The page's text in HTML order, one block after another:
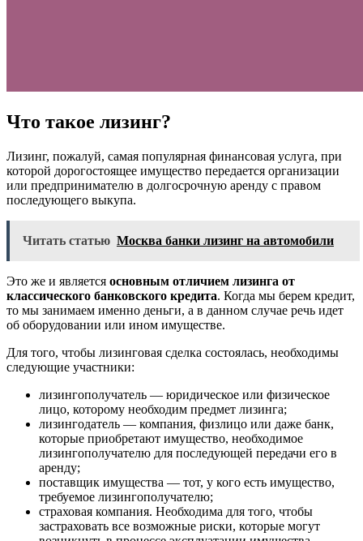
Что такое лизинг?
Лизинг, пожалуй, самая популярная финансовая услуга, при
которой дорогостоящее имущество передается организации
или предпринимателю в долгосрочную аренду с правом
последующего выкупа.
Читать статью Москва банки лизинг на автомобили
Это же и является основным отличием лизинга от
классического банковского кредита. Когда мы берем кредит,
то мы занимаем именно деньги, а в данном случае речь идет
об оборудовании или ином имуществе.
Для того, чтобы лизинговая сделка состоялась, необходимы
следующие участники:
лизингополучатель — юридическое или физическое
лицо, которому необходим предмет лизинга;
лизингодатель — компания, физлицо или даже банк,
которые приобретают имущество, необходимое
лизингополучателю для последующей передачи его в
аренду;
поставщик имущества — тот, у кого есть имущество,
требуемое лизингополучателю;
страховая компания. Необходима для того, чтобы
застраховать все возможные риски, которые могут